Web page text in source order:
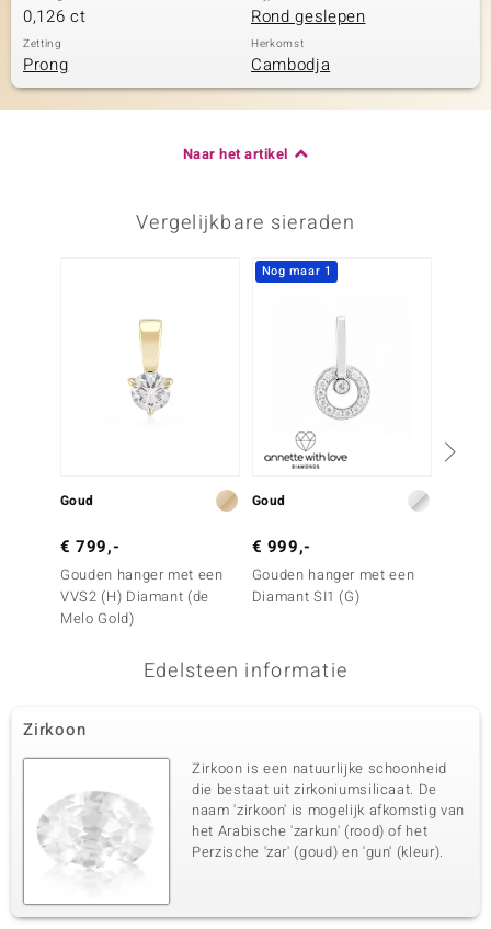
0,126 ct Rond geslepen
Zetting
Prong
Herkomst
Cambodja
Naar het artikel
Vergelijkbare sieraden
Goud
€ 799,-
Gouden hanger met een
VVS2 (H) Diamant (de
Melo Gold)
Nog maar 1
Goud
€ 999,-
Gouden hanger met een
Diamant SI1 (G)
Edelsteen informatie
Zirkoon
Zirkoon is een natuurlijke schoonheid
die bestaat uit zirkoniumsilicaat. De
naam 'zirkoon' is mogelijk afkomstig van
het Arabische 'zarkun' (rood) of het
Perzische 'zar' (goud) en 'gun' (kleur).